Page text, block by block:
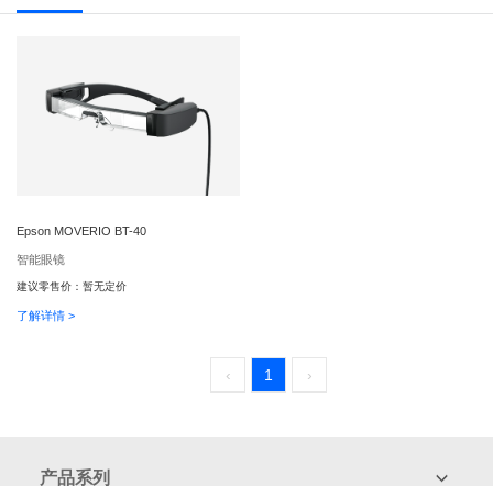
Epson MOVERIO BT-40
智能眼镜
建议零售价： 暂无定价
了解详情 >
‹ 1 ›
产品系列